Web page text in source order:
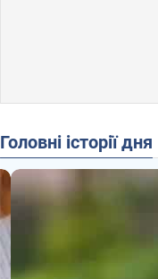
Головні історії дня